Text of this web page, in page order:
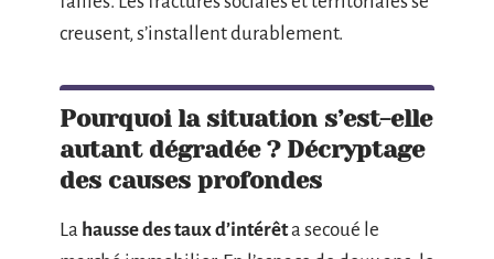
creusent, s’installent durablement.
Pourquoi la situation s’est-elle
autant dégradée ? Décryptage
des causes profondes
La hausse des taux d’intérêta secoué le